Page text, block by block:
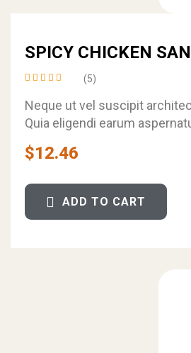
SPICY CHICKEN
4.20
out of
5
(5)
Neque ut vel suscipit
Quia eligendi earum
laudantium.
$12.46
ADD TO CART